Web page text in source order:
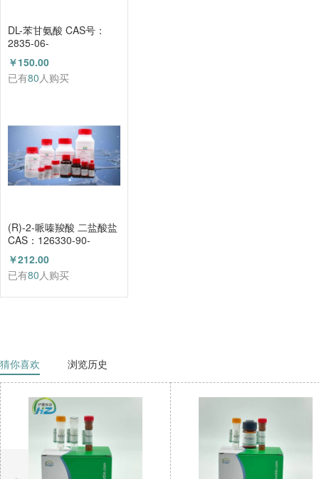
DL-苯甘氨酸 CAS号：
2835-06-
5（HZ52000788）
￥150.00
已有80人购买
(R)-2-哌嗪羧酸 二盐酸盐
CAS：126330-90-
3（HZ52003684）
￥212.00
已有80人购买
猜你喜欢 浏览历史